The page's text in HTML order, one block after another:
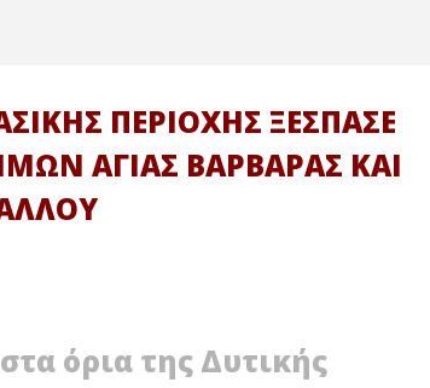
ΚΑΙ
ΠΡΩΤΟΒΑΘΜΙΑΣ ΥΓΕΙΑΣ ΚΑΙ ΟΙ
ΔΗΜΟΙ ΣΦΥΡΙΖΟΥΝ ΑΔΙΑΦΟΡΑ!
ΠΕΡΙΟΧΗΣ ΞΕΣΠΑΣΕ
ΑΓΙΑΣ ΒΑΡΒΑΡΑΣ ΚΑΙ
όρια της Δυτικής